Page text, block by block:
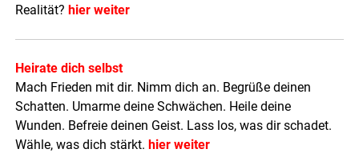
Realität? hier weiter
Heirate dich selbst
Mach Frieden mit dir. Nimm dich an. Begrüße deinen
Schatten. Umarme deine Schwächen. Heile deine
Wunden. Befreie deinen Geist. Lass los, was dir schadet.
Wähle, was dich stärkt. hier weiter